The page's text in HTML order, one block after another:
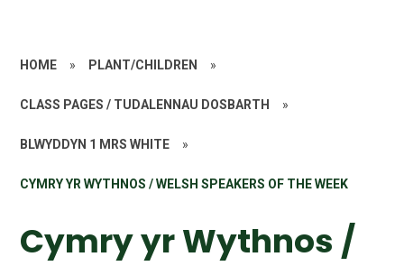
HOME » PLANT/CHILDREN »
CLASS PAGES / TUDALENNAU DOSBARTH »
BLWYDDYN 1 MRS WHITE »
CYMRY YR WYTHNOS / WELSH SPEAKERS OF THE WEEK
Cymry yr Wythnos /